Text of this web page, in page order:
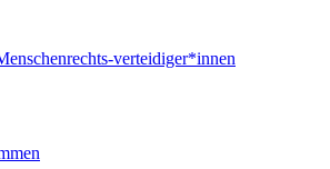
verteidiger*innen